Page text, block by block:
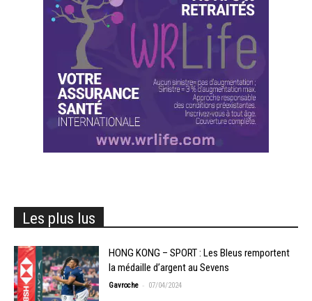
Les plus lus
HONG KONG – SPORT : Les Bleus remportent
la médaille d’argent au Sevens
Gavroche - 07/04/2024